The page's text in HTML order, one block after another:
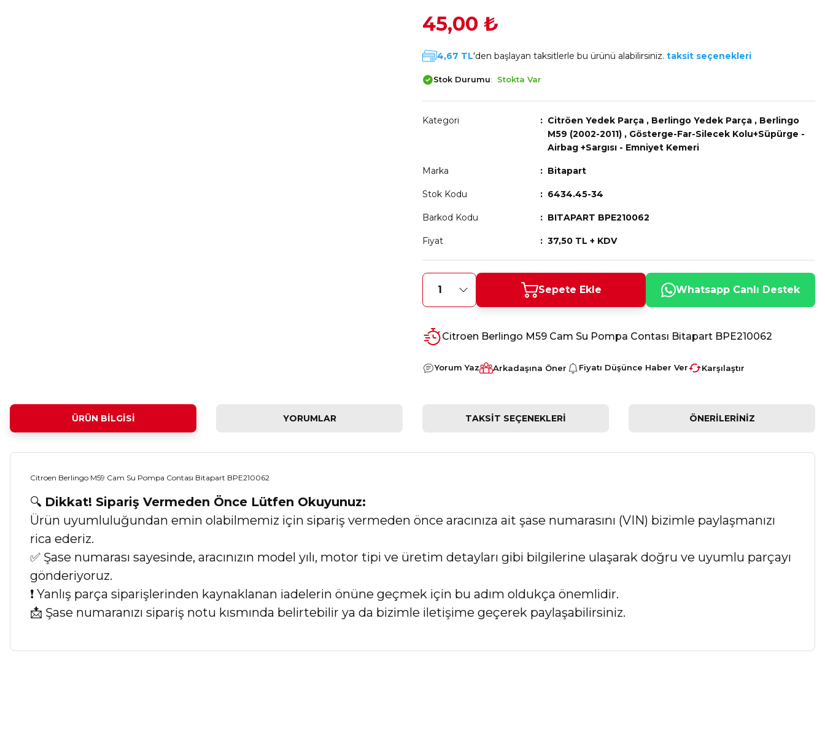
45,00 ₺
4,67 TL'den başlayan taksitlerle bu ürünü alabilirsiniz. taksit seçenekleri
Stok Durumu Stokta Var
Kategori Citröen Yedek Parça , Berlingo Yedek Parça , Berlingo
M59 (2002-2011) , Gösterge-Far-Silecek Kolu+Süpürge -
Airbag +Sargısı - Emniyet Kemeri
Marka Bitapart
Stok Kodu 6434.45-34
Barkod Kodu BITAPART BPE210062
Fiyat 37,50 TL + KDV
Sepete Ekle Whatsapp Canlı Destek
Citroen Berlingo M59 Cam Su Pompa Contası Bitapart BPE210062
Yorum Yaz Arkadaşına Öner Fiyatı Düşünce Haber Ver Karşılaştır
ÜRÜN BILGISI YORUMLAR TAKSIT SEÇENEKLERI ÖNERILERINIZ
Citroen Berlingo M59 Cam Su Pompa Contası Bitapart BPE210062
🔍 Dikkat! Sipariş Vermeden Önce Lütfen Okuyunuz:
Ürün uyumluluğundan emin olabilmemiz için sipariş vermeden önce aracınıza ait şase numarasını (VIN) bizimle paylaşmanızı
rica ederiz.
✅ Şase numarası sayesinde, aracınızın model yılı, motor tipi ve üretim detayları gibi bilgilerine ulaşarak doğru ve uyumlu parçayı
gönderiyoruz.
❗ Yanlış parça siparişlerinden kaynaklanan iadelerin önüne geçmek için bu adım oldukça önemlidir.
📩 Şase numaranızı sipariş notu kısmında belirtebilir ya da bizimle iletişime geçerek paylaşabilirsiniz.